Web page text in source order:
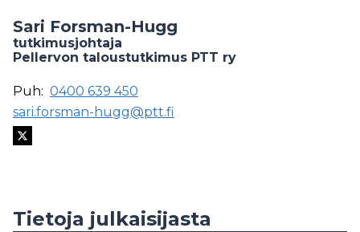
Sari Forsman-Hugg
tutkimusjohtaja
Pellervon taloustutkimus PTT ry
Puh: 0400 639 450
sari.forsman-hugg@ptt.fi
Tietoja julkaisijasta